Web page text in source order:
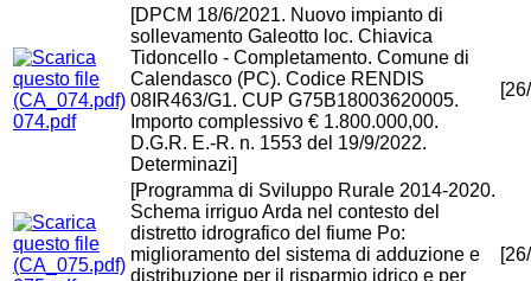
074.pdf
[DPCM 18/6/2021. Nuovo impianto di
sollevamento Galeotto loc. Chiavica
Tidoncello - Completamento. Comune di
Calendasco (PC). Codice RENDIS
08IR463/G1. CUP G75B18003620005.
Importo complessivo € 1.800.000,00.
D.G.R. E.-R. n. 1553 del 19/9/2022.
Determinazi]
[Programma di Sviluppo Rurale 2014-2020.
Schema irriguo Arda nel contesto del
distretto idrografico del fiume Po:
miglioramento del sistema di adduzione e
distribuzione per il risparmio idrico e per